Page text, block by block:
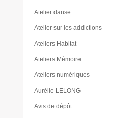
Atelier danse
Atelier sur les addictions
Ateliers Habitat
Ateliers Mémoire
Ateliers numériques
Aurélie LELONG
Avis de dépôt